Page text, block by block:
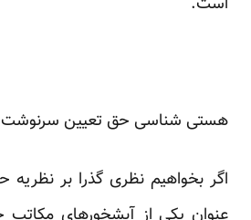
هستی شناسی حق تعیین سرنوشت
اگر بخواهیم نظری گذرا بر نظریه